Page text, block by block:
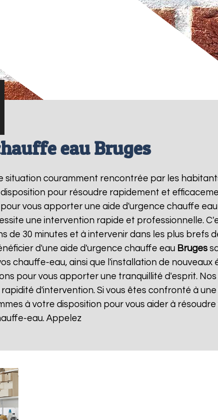
eau Bruges
situation couramment rencontrée par les
pour résoudre rapidement et
vous apporter une aide d'urgence chauffe eau
une intervention rapide et professionnelle.
de 30 minutes et à intervenir dans les plus brefs
d'une aide d'urgence chauffe eau Bruges
chauffe-eau, ainsi que l'installation de nouveaux
pour vous apporter une tranquillité d'esprit.
d'intervention. Si vous êtes confronté à
à votre disposition pour vous aider à
eau. Appelez